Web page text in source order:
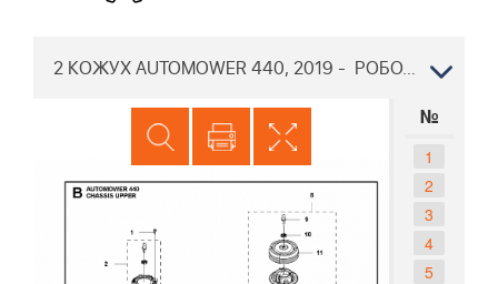
2 КОЖУХ AUTOMOWER 440, 2019 - РОБОТ ХУСКВАРНА
№
1
2
3
4
5